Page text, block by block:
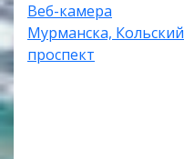
Веб-камера
Мурманска, Кольский
проспект